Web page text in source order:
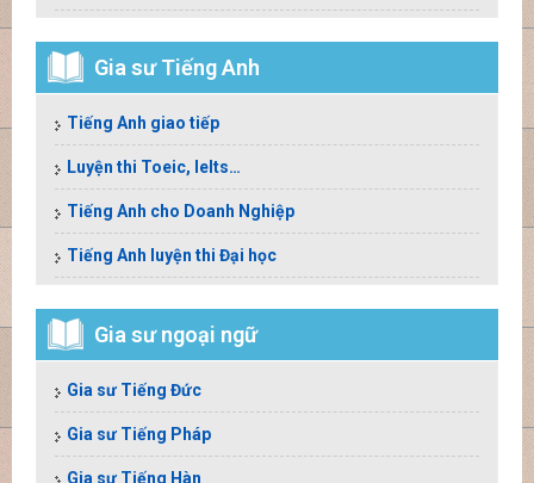
Gia sư Tiếng Anh
Tiếng Anh giao tiếp
Luyện thi Toeic, Ielts…
Tiếng Anh cho Doanh Nghiệp
Tiếng Anh luyện thi Đại học
Gia sư ngoại ngữ
Gia sư Tiếng Đức
Gia sư Tiếng Pháp
Gia sư Tiếng Hàn